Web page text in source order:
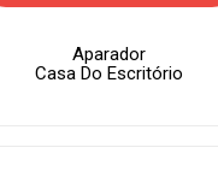
Aparador
Casa Do Escritório